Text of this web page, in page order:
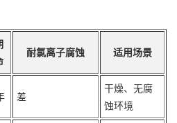
耐氯离子腐蚀 适用场景
差
干燥、无腐
蚀环境